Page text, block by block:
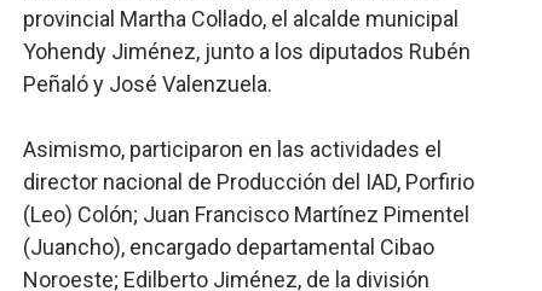
provincial Martha Collado, el alcalde municipal
Yohendy Jiménez, junto a los diputados Rubén
Peñaló y José Valenzuela.
Asimismo, participaron en las actividades el
director nacional de Producción del IAD, Porfirio
(Leo) Colón; Juan Francisco Martínez Pimentel
(Juancho), encargado departamental Cibao
Noroeste; Edilberto Jiménez, de la división